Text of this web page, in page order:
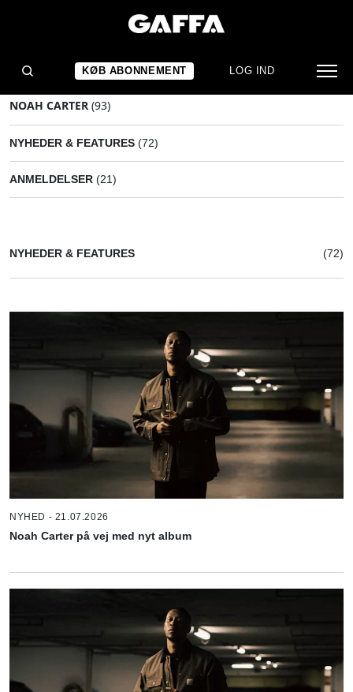
KØB ABONNEMENT LOG IND
NOAH CARTER (93)
NYHEDER & FEATURES (72)
ANMELDELSER (21)
NYHEDER & FEATURES (72)
NYHED - 21.07.2026
Noah Carter på vej med nyt album